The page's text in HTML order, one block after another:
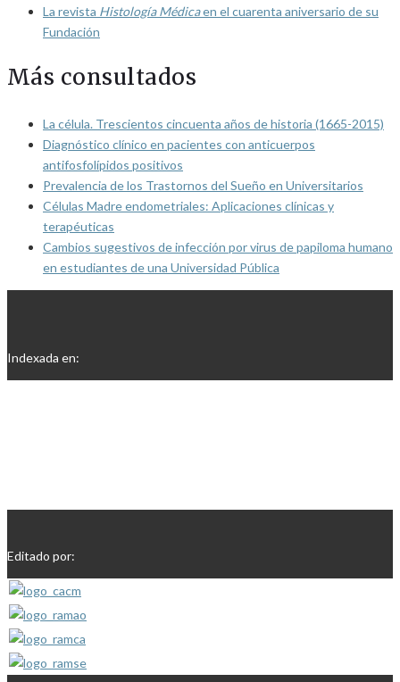
La revista Histología Médicaen el cuarenta aniversario de su
Fundación
Más consultados
La célula. Trescientos cincuenta años de historia (1665-2015)
Diagnóstico clínico en pacientes con anticuerpos
antifosfolípidos positivos
Prevalencia de los Trastornos del Sueño en Universitarios
Células Madre endometriales: Aplicaciones clínicas y
terapéuticas
Cambios sugestivos de infección por virus de papiloma humano
en estudiantes de una Universidad Pública
Indexada en:
Editado por: